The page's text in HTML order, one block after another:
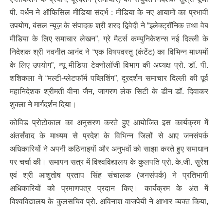
पी. वर्धन ने ऑफिसिल मीडिया संदर्भ : मीडिया के नए आयामों का प्रभावी
उपयोग, बंसल न्यूज़ के संपादक श्री शरद द्विवेदी ने “इलेक्ट्रॉनिक तथा वेब
मीडिया के लिए समाचार लेखन”, ग्रे मैटर्स कम्युनिकेशन्स नई दिल्ली के
निदेशक श्री नवनीत आनंद ने “एक विषयवस्तु (कंटेंट) का विभिन्न माध्यमों
के लिए उपयोग”, न्यू मीडिया टेक्नोलॉजी विभाग की अध्यक्ष प्रो. डॉ. पी.
शशिकला ने “मल्टी-प्लेटफॉर्म पब्लिशिंग”, दूरदर्शन समाचार दिल्ली की पूर्व
महानिदेशक श्रीमती वीना जैन, जागरण लेक सिटी के डीन डॉ. दिवाकर
शुक्ला ने मार्गदर्शन दिया।
कोविड प्रोटोकाल का अनुसरण करते हुए आयोजित इस कार्यक्रम में
अंतर्संवाद के माध्यम से प्रदेश के विभिन्न जिलों से आए जनसंपर्क
अधिकारियों ने अपनी कठिनाइयों और अनुभवों को साझा करते हुए समाधान
पर चर्चा की। समापन सत्र में विश्वविद्यालय के कुलपति प्रो. के.जी. सुरेश
एवं श्री आशुतोष प्रताप सिंह संचालक (जनसंपर्क) ने प्रतिभागी
अधिकारियों को प्रमाणपत्र प्रदान किए। कार्यक्रम के अंत में
विश्वविद्यालय के कुलसचिव प्रो. अविनाश वाजपेयी ने आभार व्यक्त किया,